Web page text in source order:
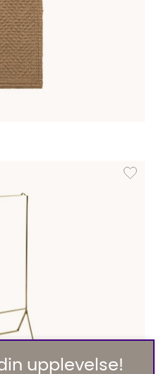
Finns även i dessa färger:
Lägg
upplevelse!